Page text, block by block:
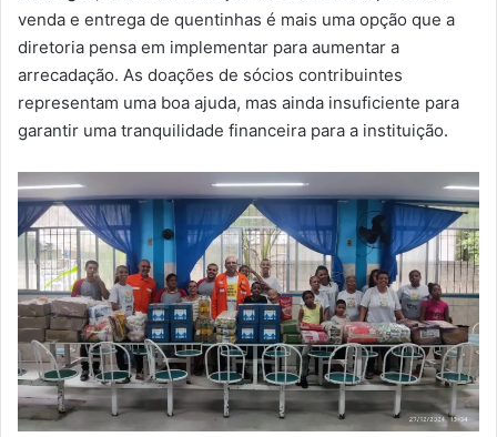
venda e entrega de quentinhas é mais uma opção que a
diretoria pensa em implementar para aumentar a
arrecadação. As doações de sócios contribuintes
representam uma boa ajuda, mas ainda insuficiente para
garantir uma tranquilidade financeira para a instituição.